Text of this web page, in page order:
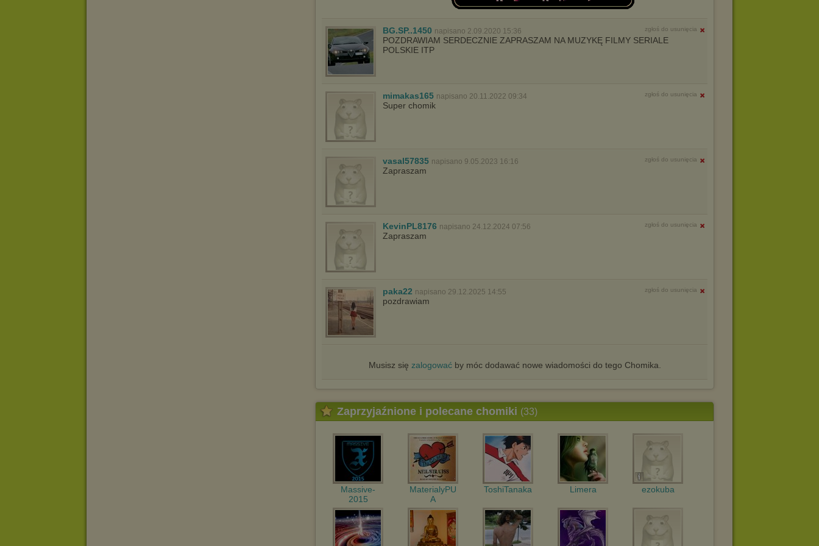
BG.SP..1450 napisano 2.09.2020 15:36 zgłoś do usunięcia
POZDRAWIAM SERDECZNIE ZAPRASZAM NA MUZYKĘ FILMY SERIALE
POLSKIE ITP
mimakas165 napisano 20.11.2022 09:34 zgłoś do usunięcia
Super chomik
vasal57835 napisano 9.05.2023 16:16 zgłoś do usunięcia
Zapraszam
KevinPL8176 napisano 24.12.2024 07:56 zgłoś do usunięcia
Zapraszam
paka22 napisano 29.12.2025 14:55 zgłoś do usunięcia
pozdrawiam
Musisz się zalogowaćby móc dodawać nowe wiadomości do tego Chomika.
Zaprzyjaźnione i polecane chomiki (33)
Massive-
2015
MaterialyPU
A
ToshiTanaka Limera ezokuba